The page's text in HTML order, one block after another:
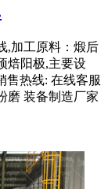
,加工原料：煅后
焙阳极,主要设
售热线: 在线客服
磨 装备制造厂家